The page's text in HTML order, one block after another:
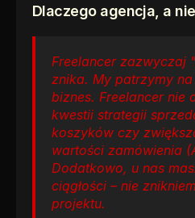
Dlaczego agencja, a
Freelancer zazwyczaj
znika. My patrzymy
biznes. Freelancer nie
kwestii strategii
koszyków czy
wartości zamówienia
Dodatkowo, u nas
ciągłości – nie
projektu.